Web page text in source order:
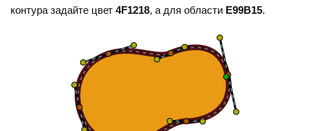
контура задайте цвет4F1218, а для области E99B15.